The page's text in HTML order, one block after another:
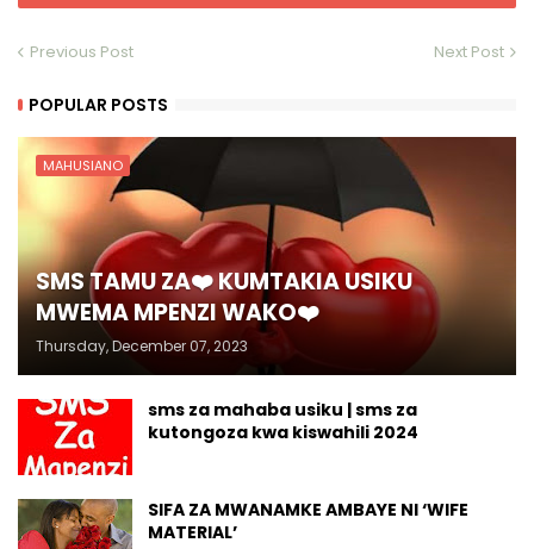
Previous Post Next Post
POPULAR POSTS
MAHUSIANO
SMS TAMU ZA❤️ KUMTAKIA USIKU
MWEMA MPENZI WAKO❤️
Thursday, December 07, 2023
sms za mahaba usiku | sms za
kutongoza kwa kiswahili 2024
SIFA ZA MWANAMKE AMBAYE NI ‘WIFE
MATERIAL’